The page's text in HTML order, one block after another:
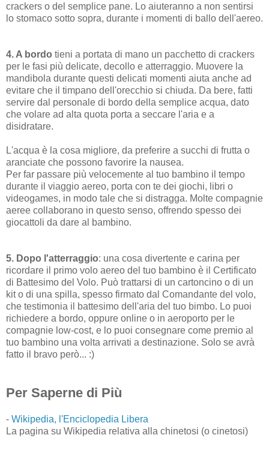
crackers o del semplice pane. Lo aiuteranno a non sentirsi
lo stomaco sotto sopra, durante i momenti di ballo dell'aereo.
4. A bordo tieni a portata di mano un pacchetto di crackers
per le fasi più delicate, decollo e atterraggio. Muovere la
mandibola durante questi delicati momenti aiuta anche ad
evitare che il timpano dell'orecchio si chiuda. Da bere, fatti
servire dal personale di bordo della semplice acqua, dato
che volare ad alta quota porta a seccare l'aria e a
disidratare.
L'acqua è la cosa migliore, da preferire a succhi di frutta o
aranciate che possono favorire la nausea.
Per far passare più velocemente al tuo bambino il tempo
durante il viaggio aereo, porta con te dei giochi, libri o
videogames, in modo tale che si distragga. Molte compagnie
aeree collaborano in questo senso, offrendo spesso dei
giocattoli da dare al bambino.
5. Dopo l'atterraggio: una cosa divertente e carina per
ricordare il primo volo aereo del tuo bambino è il Certificato
di Battesimo del Volo. Può trattarsi di un cartoncino o di un
kit o di una spilla, spesso firmato dal Comandante del volo,
che testimonia il battesimo dell'aria del tuo bimbo. Lo puoi
richiedere a bordo, oppure online o in aeroporto per le
compagnie low-cost, e lo puoi consegnare come premio al
tuo bambino una volta arrivati a destinazione. Solo se avrà
fatto il bravo però... :)
Per Saperne di Più
- Wikipedia, l'Enciclopedia Libera
La pagina su Wikipedia relativa alla chinetosi (o cinetosi)